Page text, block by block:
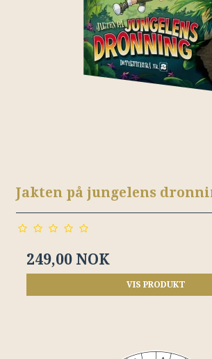
Jakten på jungelens
249,00 NOK
VIS PRODUKT